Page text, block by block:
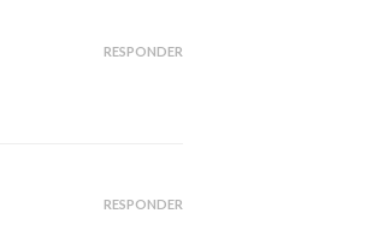
RESPONDER
RESPONDER